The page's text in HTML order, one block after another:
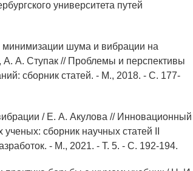
университета путей
шума и вибрации на
А. Ступак // Проблемы и перспективы
сборник статей. - М., 2018. - С. 177-
/ Е. А. Акулова // Инновационный
сборник научных статей II
- М., 2021. - Т. 5. - С. 192-194.